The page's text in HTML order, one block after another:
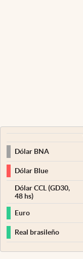
Dólar BNA
Dólar Blue
Dólar CCL (GD30,
48 hs)
Euro
Real brasileño